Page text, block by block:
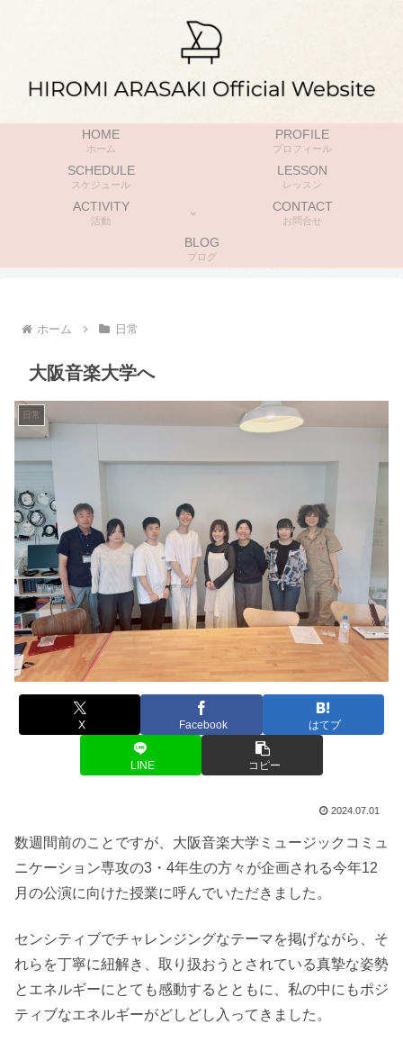
HOME
ホーム
PROFILE
プロフィール
SCHEDULE
スケジュール
LESSON
レッスン
ACTIVITY
活動
CONTACT
お問合せ
BLOG
ブログ
ホーム 日常
大阪音楽大学へ
日常
X Facebook はてブ
LINE コピー
2024.07.01
数週間前のことですが、大阪音楽大学ミュージックコミュ
ニケーション専攻の3・4年生の方々が企画される今年12
月の公演に向けた授業に呼んでいただきました。
センシティブでチャレンジングなテーマを掲げながら、そ
れらを丁寧に紐解き、取り扱おうとされている真摯な姿勢
とエネルギーにとても感動するとともに、私の中にもポジ
ティブなエネルギーがどしどし入ってきました。